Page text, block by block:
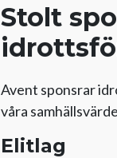
Stolt
Avent sponsrar
våra
Elitlag